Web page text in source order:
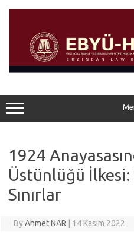
content
1924
Üstünlüğü İlkesi:
Sınırlar
ByAhmet NAR | 14 Kasım 2022